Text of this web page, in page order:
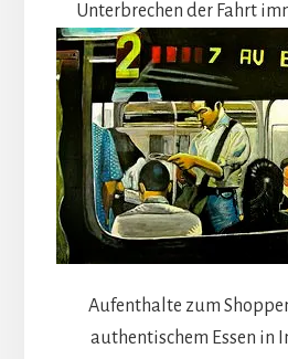
Unterbrechen der Fahrt
Aufenthalte zum
authentischem Essen in